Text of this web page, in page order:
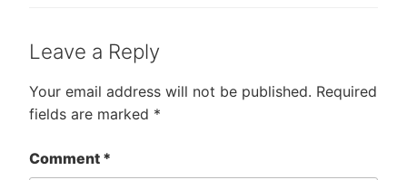
Leave a Reply
Your email address will not be published. Required
fields are marked *
Comment *